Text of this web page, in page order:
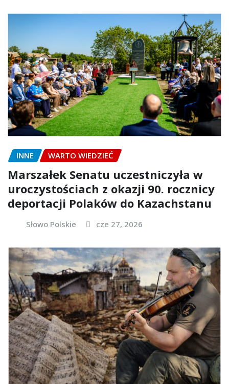
INNE WARTO WIEDZIEĆ
Marszałek Senatu uczestniczyła w
uroczystościach z okazji 90. rocznicy
deportacji Polaków do Kazachstanu
Słowo Polskie cze 27, 2026